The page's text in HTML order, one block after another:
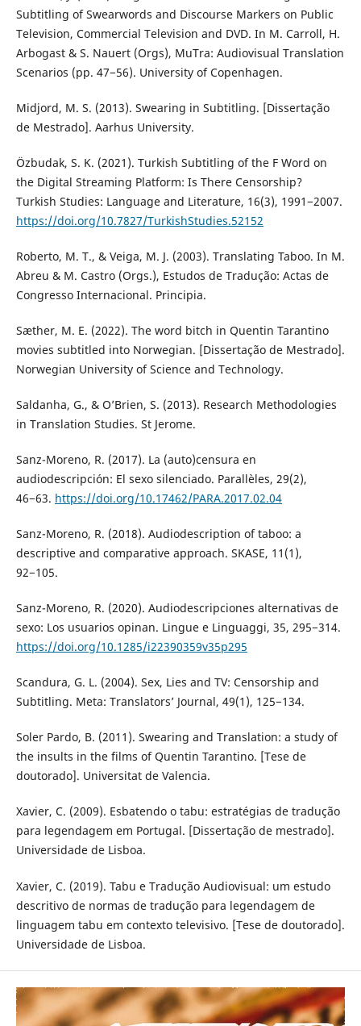
Subtitling of Swearwords and Discourse Markers on Public
Television, Commercial Television and DVD. In M. Carroll, H.
Arbogast & S. Nauert (Orgs), MuTra: Audiovisual Translation
Scenarios (pp. 47−56). University of Copenhagen.
Midjord, M. S. (2013). Swearing in Subtitling. [Dissertação
de Mestrado]. Aarhus University.
Özbudak, S. K. (2021). Turkish Subtitling of the F Word on
the Digital Streaming Platform: Is There Censorship?
Turkish Studies: Language and Literature, 16(3), 1991−2007.
https://doi.org/10.7827/TurkishStudies.52152
Roberto, M. T., & Veiga, M. J. (2003). Translating Taboo. In M.
Abreu & M. Castro (Orgs.), Estudos de Tradução: Actas de
Congresso Internacional. Principia.
Sæther, M. E. (2022). The word bitch in Quentin Tarantino
movies subtitled into Norwegian. [Dissertação de Mestrado].
Norwegian University of Science and Technology.
Saldanha, G., & O’Brien, S. (2013). Research Methodologies
in Translation Studies. St Jerome.
Sanz-Moreno, R. (2017). La (auto)censura en
audiodescripción: El sexo silenciado. Parallèles, 29(2),
46−63. https://doi.org/10.17462/PARA.2017.02.04
Sanz-Moreno, R. (2018). Audiodescription of taboo: a
descriptive and comparative approach. SKASE, 11(1),
92−105.
Sanz-Moreno, R. (2020). Audiodescripciones alternativas de
sexo: Los usuarios opinan. Lingue e Linguaggi, 35, 295−314.
https://doi.org/10.1285/i22390359v35p295
Scandura, G. L. (2004). Sex, Lies and TV: Censorship and
Subtitling. Meta: Translators’ Journal, 49(1), 125−134.
Soler Pardo, B. (2011). Swearing and Translation: a study of
the insults in the films of Quentin Tarantino. [Tese de
doutorado]. Universitat de Valencia.
Xavier, C. (2009). Esbatendo o tabu: estratégias de tradução
para legendagem em Portugal. [Dissertação de mestrado].
Universidade de Lisboa.
Xavier, C. (2019). Tabu e Tradução Audiovisual: um estudo
descritivo de normas de tradução para legendagem de
linguagem tabu em contexto televisivo. [Tese de doutorado].
Universidade de Lisboa.